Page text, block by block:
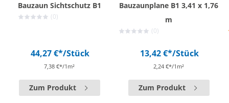
Bauzaun Sichtschutz B1
(0)
44,27 €*/Stück
7,38 €*/1m²
Zum Produkt
Bauzaunplane B1 3,41 x 1,76
m
(0)
13,42 €*/Stück
2,24 €*/1m²
Zum Produkt